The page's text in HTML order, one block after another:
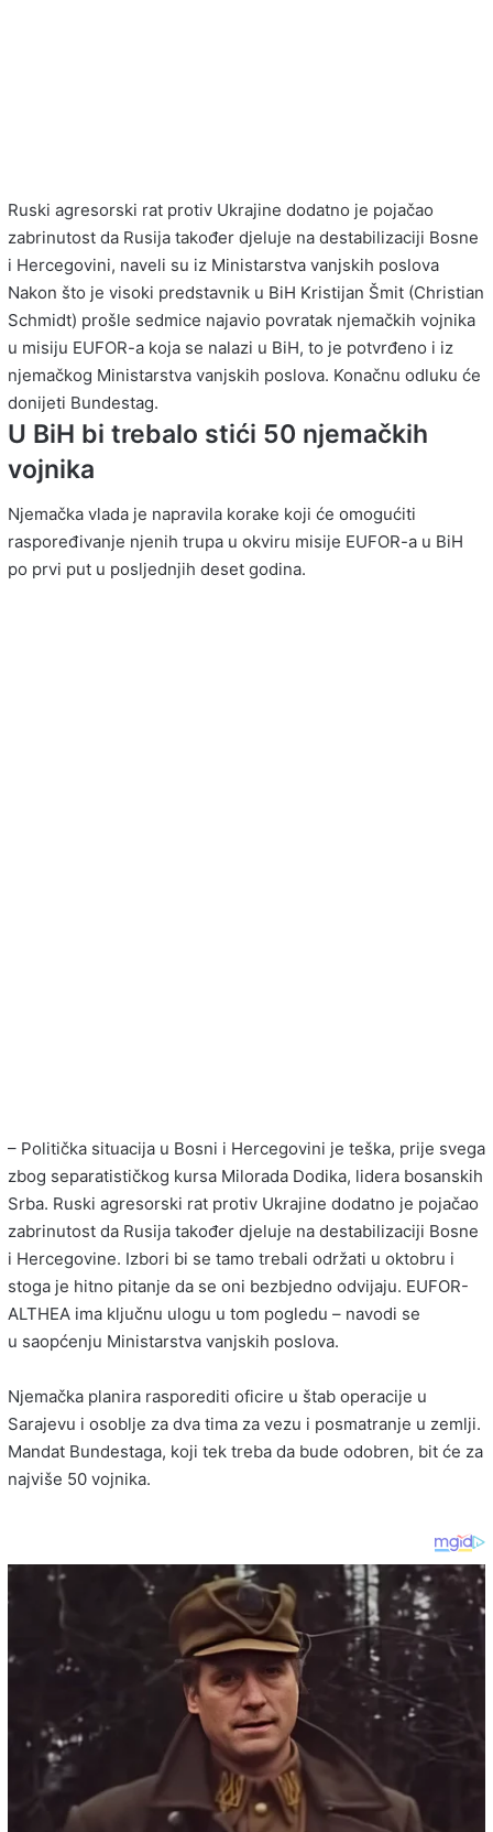
Ruski agresorski rat protiv Ukrajine dodatno je pojačao
zabrinutost da Rusija također djeluje na destabilizaciji Bosne
i Hercegovini, naveli su iz Ministarstva vanjskih poslova
Nakon što je visoki predstavnik u BiH Kristijan Šmit (Christian
Schmidt) prošle sedmice najavio povratak njemačkih vojnika
u misiju EUFOR-a koja se nalazi u BiH, to je potvrđeno i iz
njemačkog Ministarstva vanjskih poslova. Konačnu odluku će
donijeti Bundestag.
U BiH bi trebalo stići 50 njemačkih
vojnika
Njemačka vlada je napravila korake koji će omogućiti
raspoređivanje njenih trupa u okviru misije EUFOR-a u BiH
po prvi put u posljednjih deset godina.
– Politička situacija u Bosni i Hercegovini je teška, prije svega
zbog separatističkog kursa Milorada Dodika, lidera bosanskih
Srba. Ruski agresorski rat protiv Ukrajine dodatno je pojačao
zabrinutost da Rusija također djeluje na destabilizaciji Bosne
i Hercegovine. Izbori bi se tamo trebali održati u oktobru i
stoga je hitno pitanje da se oni bezbjedno odvijaju. EUFOR-
ALTHEA ima ključnu ulogu u tom pogledu – navodi se
u saopćenju Ministarstva vanjskih poslova.
Njemačka planira rasporediti oficire u štab operacije u
Sarajevu i osoblje za dva tima za vezu i posmatranje u zemlji.
Mandat Bundestaga, koji tek treba da bude odobren, bit će za
najviše 50 vojnika.